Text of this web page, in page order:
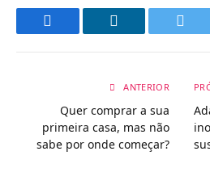
ANTERIOR
Quer comprar a sua
primeira casa, mas não
sabe por onde começar?